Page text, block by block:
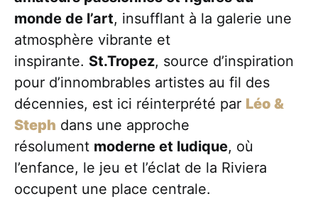
monde de l’art, insufflant à la galerie une
atmosphère vibrante et
inspirante. St.Tropez, source d’inspiration
pour d’innombrables artistes au fil des
décennies, est ici réinterprété par Léo &
Steph dans une approche
résolument moderne et ludique, où
l’enfance, le jeu et l’éclat de la Riviera
occupent une place centrale.